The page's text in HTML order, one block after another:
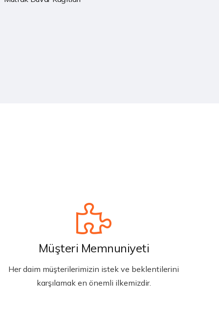
Müşteri Memnuniyeti
Her daim müşterilerimizin istek ve beklentilerini
karşılamak en önemli ilkemizdir.